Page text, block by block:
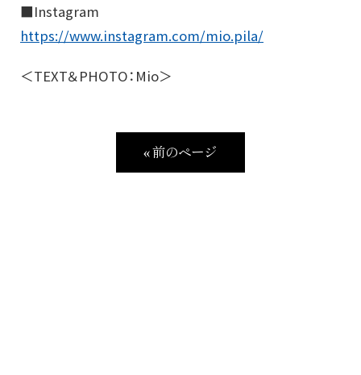
■Instagram
https://www.instagram.com/mio.pila/
＜TEXT＆PHOTO：Mio＞
« 前のページ